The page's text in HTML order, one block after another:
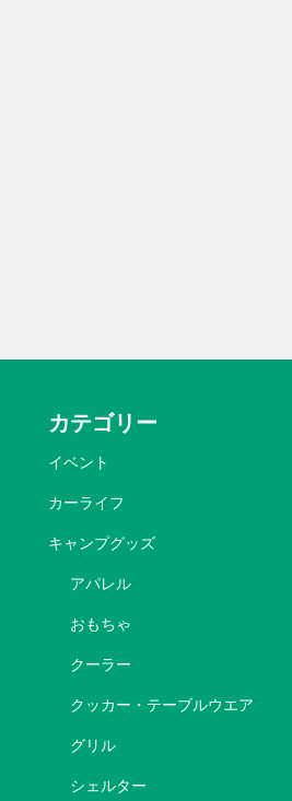
カテゴリー
イベント
カーライフ
キャンプグッズ
アパレル
おもちゃ
クーラー
クッカー・テーブルウエア
グリル
シェルター